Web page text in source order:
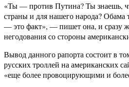
«Ты — против Путина? Ты знаешь,
страны и для нашего народа? Обама
— это факт», — пишет она, и сразу
негодования со стороны
Вывод данного рапорта состоит в
русских троллей на американских
«еще более провоцирующими и